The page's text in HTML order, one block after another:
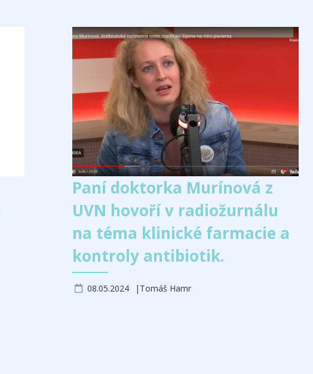
Paní doktorka Murínová z
UVN hovoří v radiožurnálu
na téma klinické farmacie a
kontroly antibiotik.
08.05.2024 Tomáš Hamr